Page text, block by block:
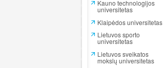
Kauno technologijos
universitetas
Klaipėdos universitetas
Lietuvos sporto
universitetas
Lietuvos sveikatos
mokslų universitetas